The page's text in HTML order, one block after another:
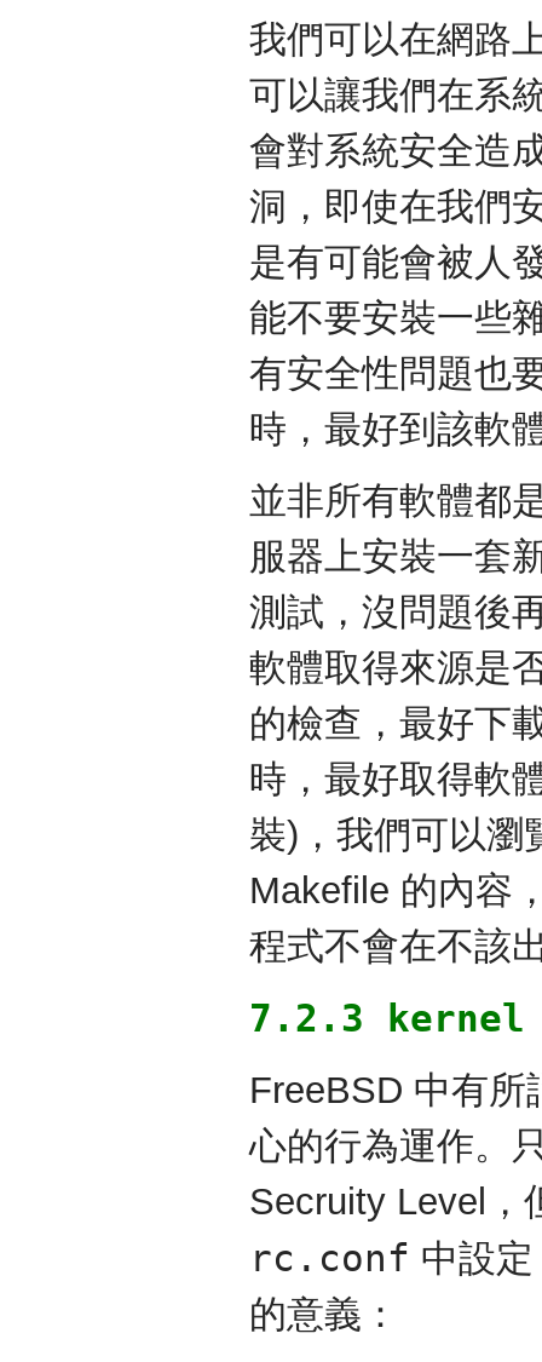
我們可以在網路
可以讓我們在系
會對系統安全造
洞，即使在我們
是有可能會被人
能不要安裝一些
有安全性問題也
時，最好到該軟
並非所有軟體都
服器上安裝一套
測試，沒問題後
軟體取得來源是
的檢查，最好下
時，最好取得軟
裝)，我們可以瀏
Makefile 的內容
程式不會在不該
7.2.3 kernel
FreeBSD 中有
心的行為運作。
Secruity Level，
rc.conf 中設
的意義：